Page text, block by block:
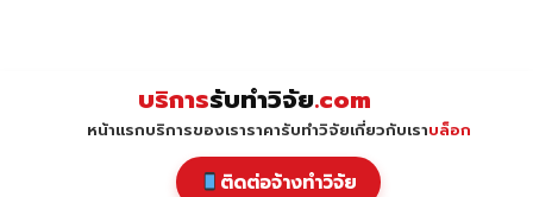
บริการรับทำวิจัย.com
หน้าแรกบริการของเราราคารับทำวิจัยเกี่ยวกับเราบล็อก
ติดต่อจ้างทำวิจัย